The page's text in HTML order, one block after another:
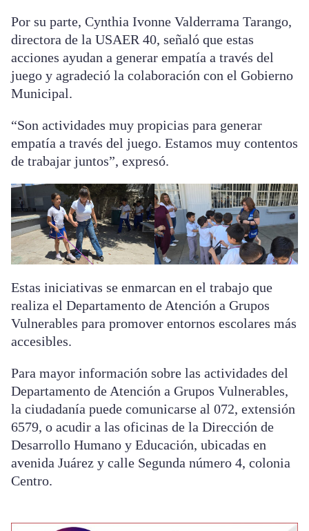
Por su parte, Cynthia Ivonne Valderrama Tarango,
directora de la USAER 40, señaló que estas
acciones ayudan a generar empatía a través del
juego y agradeció la colaboración con el Gobierno
Municipal.
“Son actividades muy propicias para generar
empatía a través del juego. Estamos muy contentos
de trabajar juntos”, expresó.
Estas iniciativas se enmarcan en el trabajo que
realiza el Departamento de Atención a Grupos
Vulnerables para promover entornos escolares más
accesibles.
Para mayor información sobre las actividades del
Departamento de Atención a Grupos Vulnerables,
la ciudadanía puede comunicarse al 072, extensión
6579, o acudir a las oficinas de la Dirección de
Desarrollo Humano y Educación, ubicadas en
avenida Juárez y calle Segunda número 4, colonia
Centro.